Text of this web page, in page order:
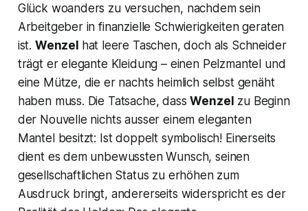
Glück woanders zu versuchen, nachdem sein
Arbeitgeber in finanzielle Schwierigkeiten geraten
ist. Wenzel hat leere Taschen, doch als Schneider
trägt er elegante Kleidung – einen Pelzmantel und
eine Mütze, die er nachts heimlich selbst genäht
haben muss. Die Tatsache, dassWenzel zu Beginn
der Nouvelle nichts ausser einem eleganten
Mantel besitzt: Ist doppelt symbolisch! Einerseits
dient es dem unbewussten Wunsch, seinen
gesellschaftlichen Status zu erhöhen zum
Ausdruck bringt, andererseits widerspricht es der